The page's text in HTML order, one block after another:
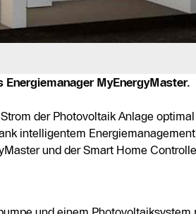
MyEnergyMaster.
der Photovoltaik Anlage
intelligentem
und der Smart Home